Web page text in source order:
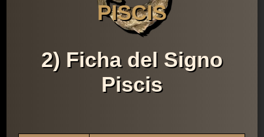
PISCIS
2) Ficha del Signo
Piscis